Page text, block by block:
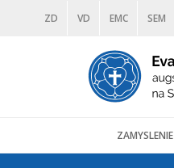
ZD VD EMC SEM
DIAKONIA ŠKOLY
ZAMYSLENIE